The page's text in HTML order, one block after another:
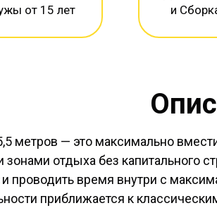
от 15 лет
и
метров — это максимально
зонами отдыха без капитального
и проводить время внутри с
приближается к